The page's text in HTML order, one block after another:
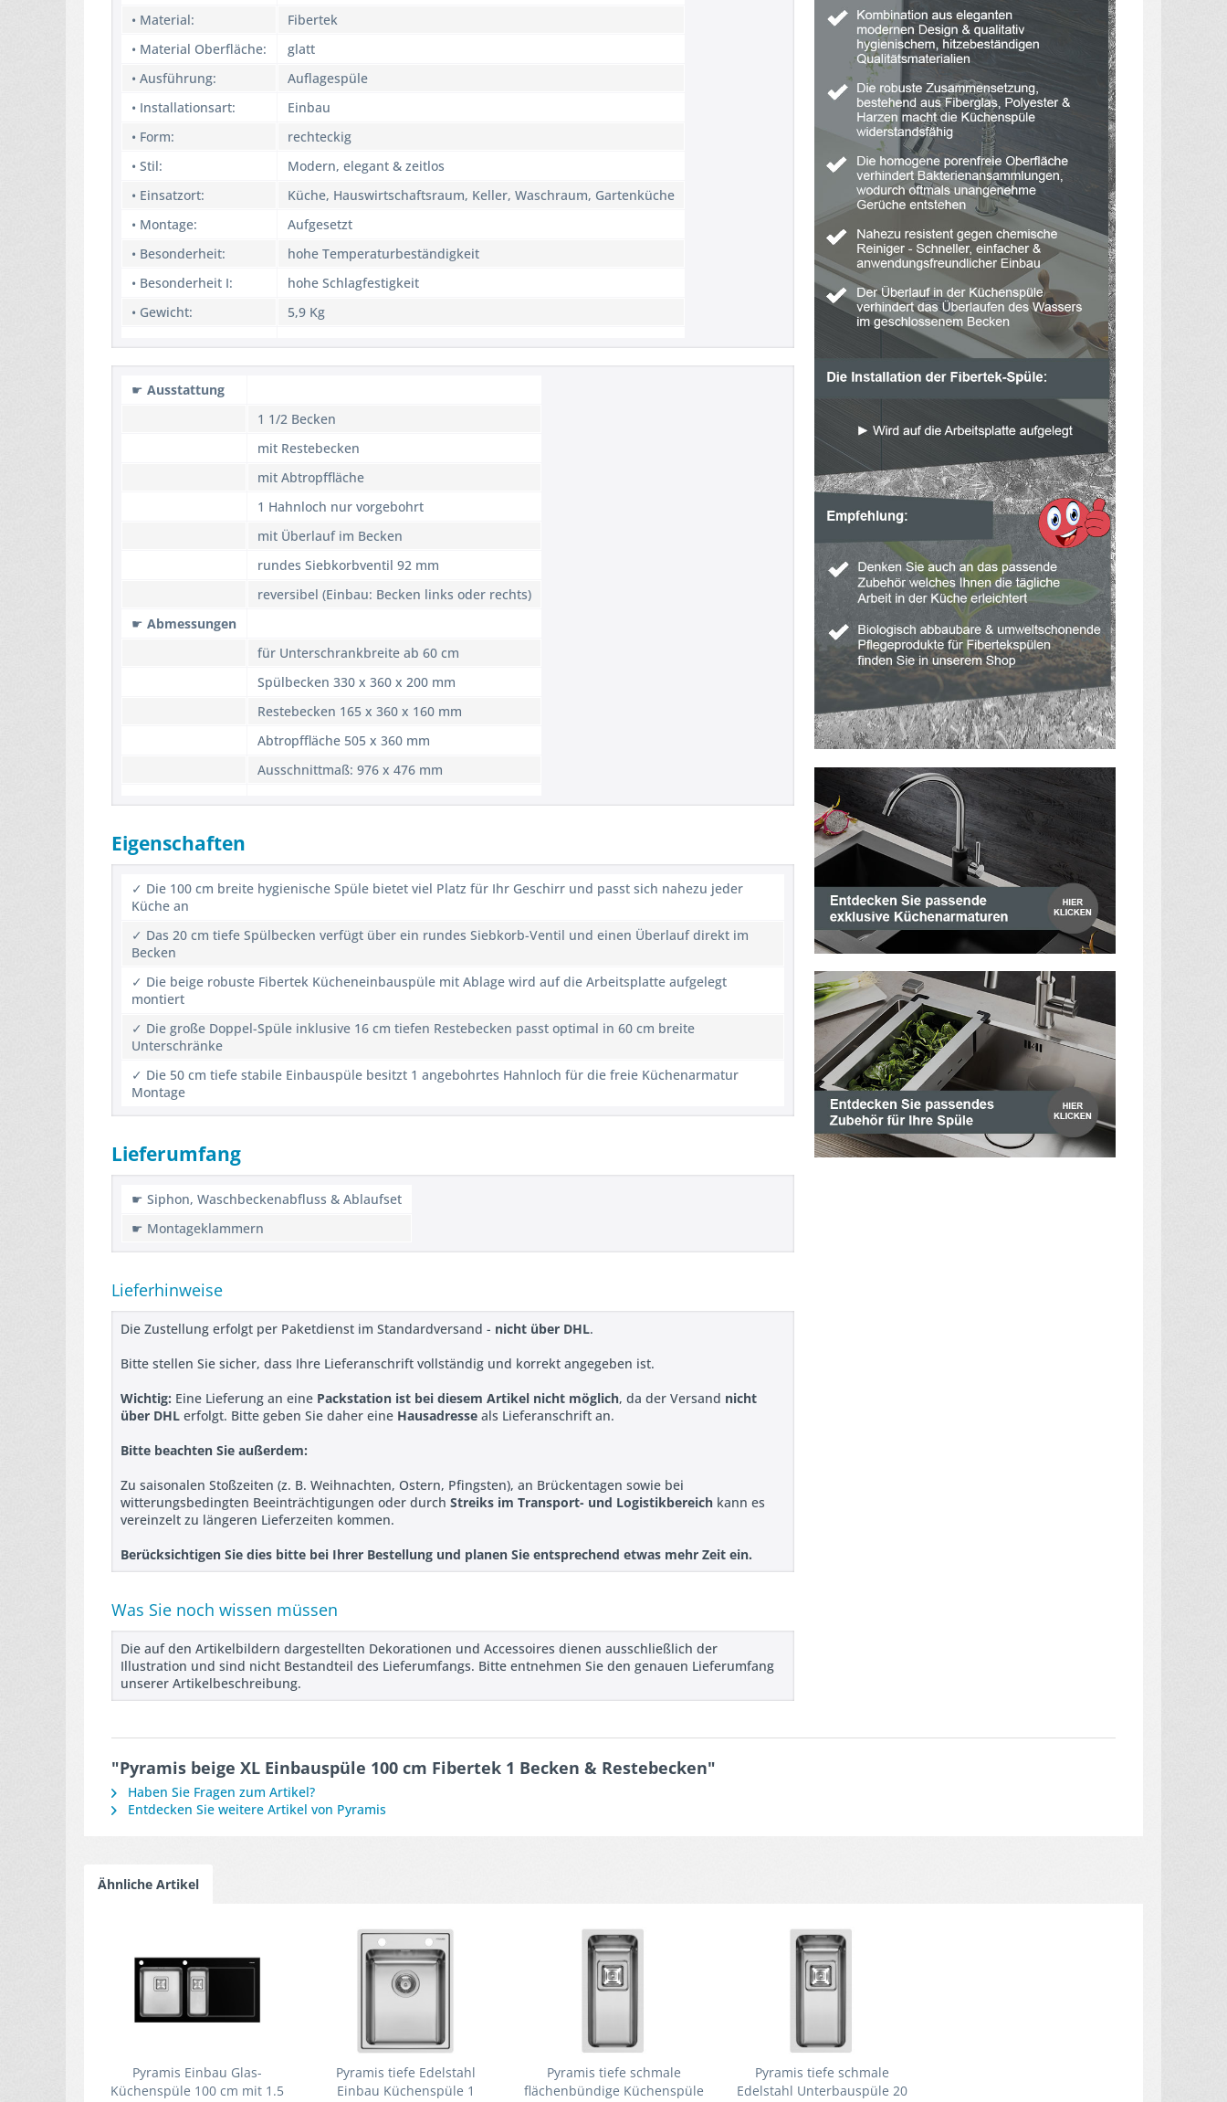
• Material:
Fibertek
• Material Oberfläche:
glatt
• Ausführung:
Auflagespüle
• Installationsart:
Einbau
• Form:
rechteckig
• Stil:
Modern, elegant & zeitlos
• Einsatzort:
Küche, Hauswirtschaftsraum, Keller, Waschraum, Gartenküche
• Montage:
Aufgesetzt
• Besonderheit:
hohe Temperaturbeständigkeit
• Besonderheit I:
hohe Schlagfestigkeit
• Gewicht:
5,9 Kg
☛ Ausstattung
1 1/2 Becken
mit Restebecken
mit Abtropffläche
1 Hahnloch nur vorgebohrt
mit Überlauf im Becken
rundes Siebkorbventil 92 mm
reversibel (Einbau: Becken links oder rechts)
☛ Abmessungen
für Unterschrankbreite ab 60 cm
Spülbecken 330 x 360 x 200 mm
Restebecken 165 x 360 x 160 mm
Abtropffläche 505 x 360 mm
Ausschnittmaß: 976 x 476 mm
Eigenschaften
✓ Die 100 cm breite hygienische Spüle bietet viel Platz für Ihr Geschirr und passt sich nahezu jeder
Küche an
✓ Das 20 cm tiefe Spülbecken verfügt über ein rundes Siebkorb-Ventil und einen Überlauf direkt im
Becken
✓ Die beige robuste Fibertek Kücheneinbauspüle mit Ablage wird auf die Arbeitsplatte aufgelegt
montiert
✓ Die große Doppel-Spüle inklusive 16 cm tiefen Restebecken passt optimal in 60 cm breite
Unterschränke
✓ Die 50 cm tiefe stabile Einbauspüle besitzt 1 angebohrtes Hahnloch für die freie Küchenarmatur
Montage
Lieferumfang
☛ Siphon, Waschbeckenabfluss & Ablaufset
☛ Montageklammern
Lieferhinweise
Die Zustellung erfolgt per Paketdienst im Standardversand - nicht über DHL.
Bitte stellen Sie sicher, dass Ihre Lieferanschrift vollständig und korrekt angegeben ist.
Wichtig: Eine Lieferung an eine Packstation ist bei diesem Artikel nicht möglich, da der Versand nicht
über DHL erfolgt. Bitte geben Sie daher eine Hausadresse als Lieferanschrift an.
Bitte beachten Sie außerdem:
Zu saisonalen Stoßzeiten (z. B. Weihnachten, Ostern, Pfingsten), an Brückentagen sowie bei
witterungsbedingten Beeinträchtigungen oder durch Streiks im Transport- und Logistikbereich kann es
vereinzelt zu längeren Lieferzeiten kommen.
Berücksichtigen Sie dies bitte bei Ihrer Bestellung und planen Sie entsprechend etwas mehr Zeit ein.
Was Sie noch wissen müssen
Die auf den Artikelbildern dargestellten Dekorationen und Accessoires dienen ausschließlich der
Illustration und sind nicht Bestandteil des Lieferumfangs. Bitte entnehmen Sie den genauen Lieferumfang
unserer Artikelbeschreibung.
"Pyramis beige XL Einbauspüle 100 cm Fibertek 1 Becken & Restebecken"
Haben Sie Fragen zum Artikel?
Entdecken Sie weitere Artikel von Pyramis
Ähnliche Artikel
Pyramis Einbau Glas-
Küchenspüle 100 cm mit 1.5
Pyramis tiefe Edelstahl
Einbau Küchenspüle 1
Pyramis tiefe schmale
flächenbündige Küchenspüle
Pyramis tiefe schmale
Edelstahl Unterbauspüle 20